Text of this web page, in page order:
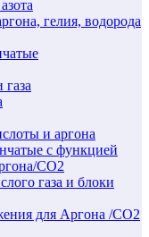
гелия, водорода
газа
и аргона
c функцией
СО2
газа и блоки
для Аргона /СО2